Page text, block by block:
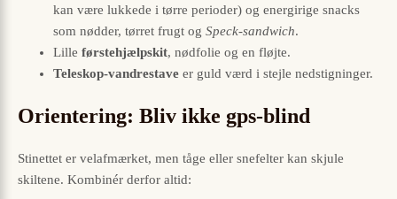
kan være lukkede i tørre perioder) og energirige snacks
som nødder, tørret frugt og Speck-sandwich.
Lille førstehjælpskit, nødfolie og en fløjte.
Teleskop-vandrestave er guld værd i stejle nedstigninger.
Orientering: Bliv ikke gps-blind
Stinettet er velafmærket, men tåge eller snefelter kan skjule
skiltene. Kombinér derfor altid: